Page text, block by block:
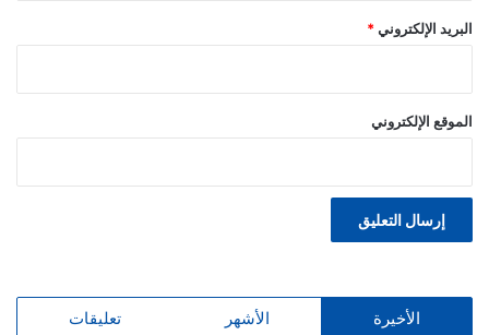
البريد الإلكتروني *
الموقع الإلكتروني
الأخيرة الأشهر تعليقات